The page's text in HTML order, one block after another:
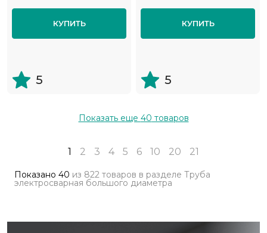
КУПИТЬ
5
КУПИТЬ
5
Показать еще 40 товаров
1 2 3 4 5 6 10 20 21
Показано 40 из 822 товаров в разделе Труба
электросварная большого диаметра